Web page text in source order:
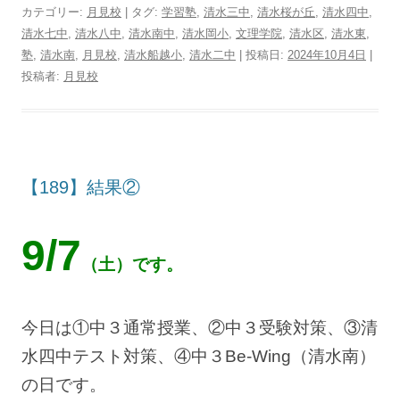
カテゴリー: 月見校 | タグ: 学習塾, 清水三中, 清水桜が丘, 清水四中,
清水七中, 清水八中, 清水南中, 清水岡小, 文理学院, 清水区, 清水東,
塾, 清水南, 月見校, 清水船越小, 清水二中 | 投稿日: 2024年10月4日
投稿者: 月見校
【189】結果②
9/7 （土）です。
今日は①中３通常授業、②中３受験対策、③清
水四中テスト対策、④中３Be-Wing（清水南）
の日です。